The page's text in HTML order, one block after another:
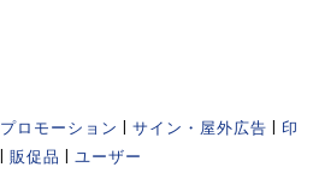
プロモーション サイン・屋外広告
印
販促品 ユーザー